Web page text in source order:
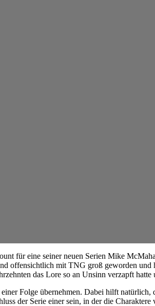
für eine seiner neuen Serien Mike
offensichtlich mit TNG groß geworden und
das Lore so an Unsinn verzapft
Folge übernehmen. Dabei hilft
der Serie einer sein, in der die